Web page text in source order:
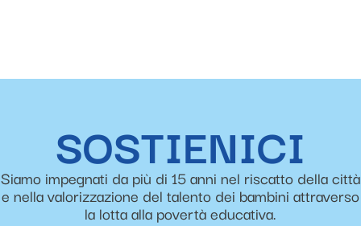
SOSTIENICI
Siamo impegnati da più di 15 anni nel riscatto della città
e nella valorizzazione del talento dei bambini attraverso
la lotta alla povertà educativa.